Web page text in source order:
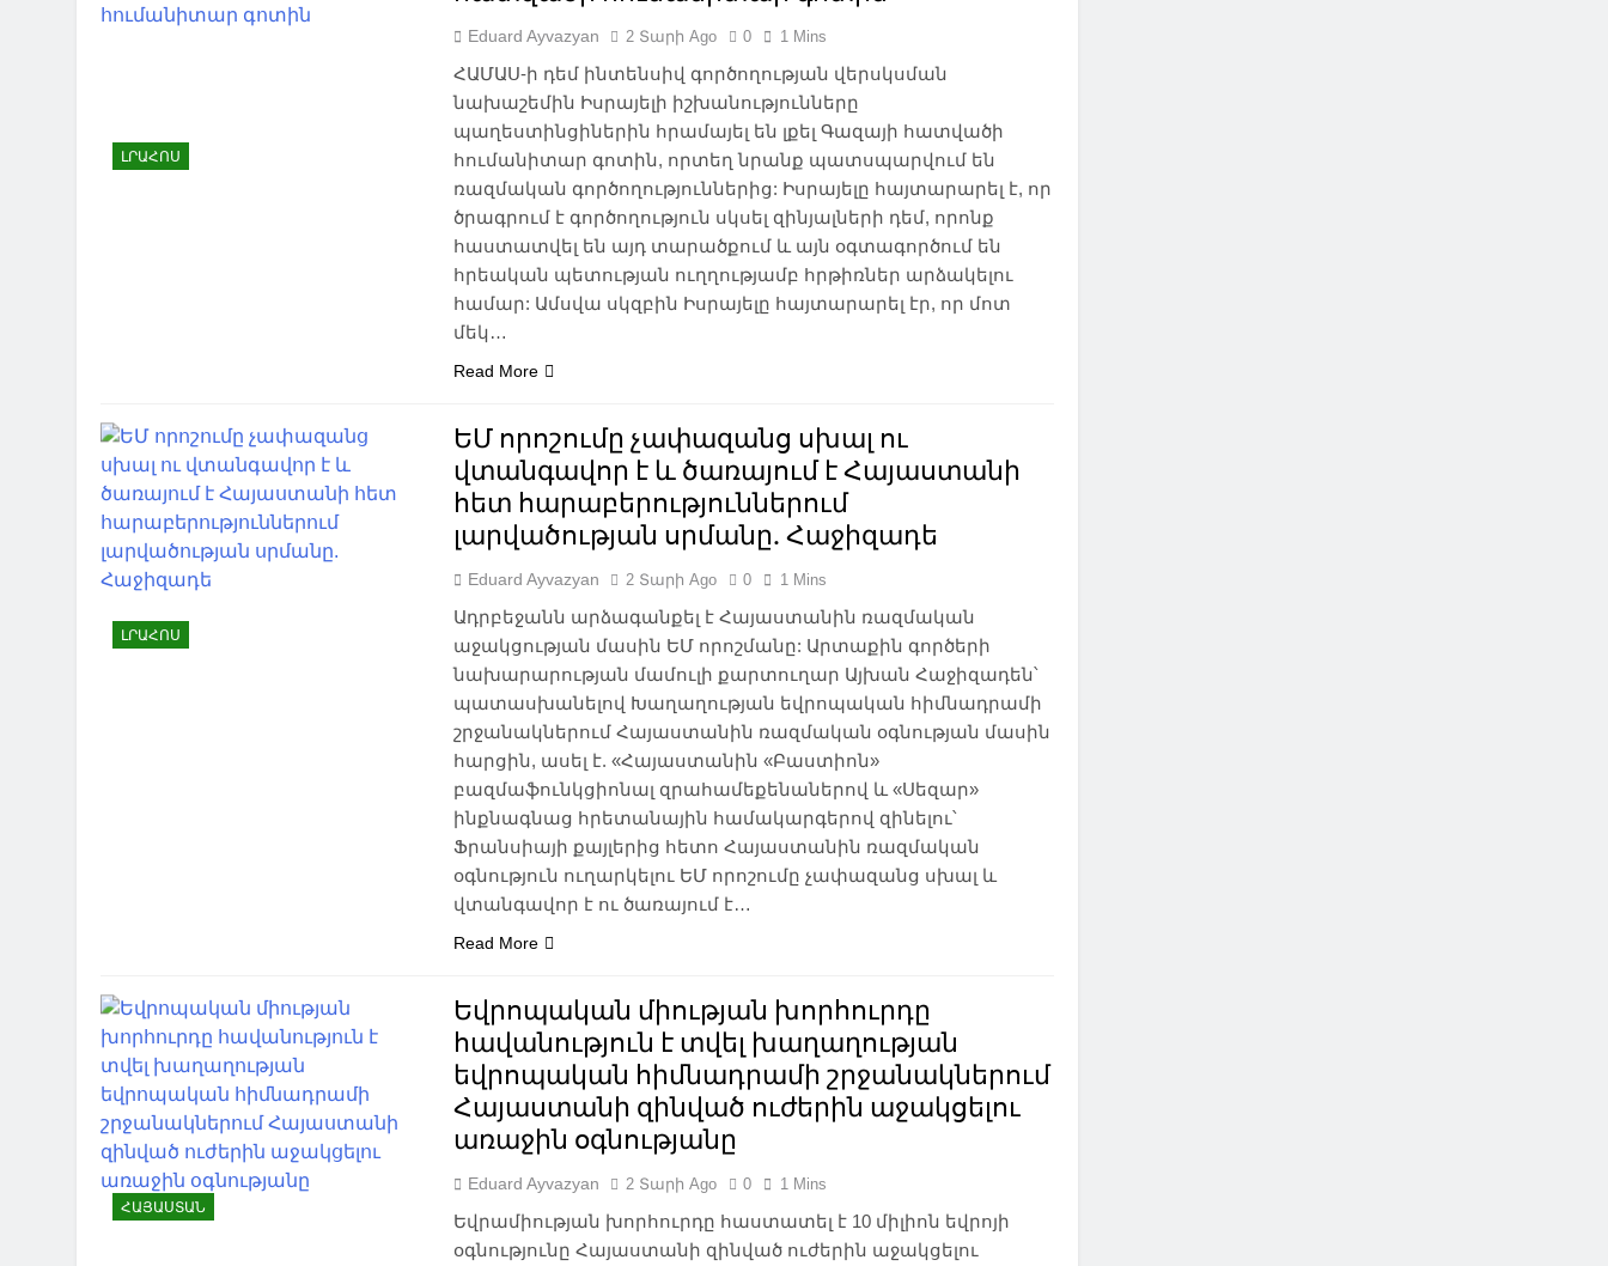
ԼՐԱՀՈՍ
Eduard Ayvazyan 2 Տարի Ago 0 1 Mins
ՀԱՄԱՍ-ի դեմ ինտենսիվ գործողության վերսկսման
նախաշեմին Իսրայելի իշխանությունները
պաղեստինցիներին հրամայել են լքել Գազայի հատվածի
հումանիտար գոտին, որտեղ նրանք պատսպարվում են
ռազմական գործողություններից: Իսրայելը հայտարարել է, որ
ծրագրում է գործողություն սկսել զինյալների դեմ, որոնք
հաստատվել են այդ տարածքում և այն օգտագործում են
հրեական պետության ուղղությամբ հրթիռներ արձակելու
համար: Ամսվա սկզբին Իսրայելը հայտարարել էր, որ մոտ
մեկ…
Read More
ԼՐԱՀՈՍ
ԵՄ որոշումը չափազանց սխալ ու
վտանգավոր է և ծառայում է Հայաստանի
հետ հարաբերություններում
լարվածության սրմանը. Հաջիզադե
Eduard Ayvazyan 2 Տարի Ago 0 1 Mins
Ադրբեջանն արձագանքել է Հայաստանին ռազմական
աջակցության մասին ԵՄ որոշմանը: Արտաքին գործերի
նախարարության մամուլի քարտուղար Այխան Հաջիզադեն՝
պատասխանելով Խաղաղության եվրոպական հիմնադրամի
շրջանակներում Հայաստանին ռազմական օգնության մասին
հարցին, ասել է. «Հայաստանին «Բաստիոն»
բազմաֆունկցիոնալ զրահամեքենաներով և «Սեզար»
ինքնագնաց հրետանային համակարգերով զինելու՝
Ֆրանսիայի քայլերից հետո Հայաստանին ռազմական
օգնություն ուղարկելու ԵՄ որոշումը չափազանց սխալ և
վտանգավոր է ու ծառայում է…
Read More
ՀԱՅԱՍՏԱՆ
Եվրոպական միության խորհուրդը
հավանություն է տվել խաղաղության
եվրոպական հիմնադրամի շրջանակներում
Հայաստանի զինված ուժերին աջակցելու
առաջին օգնությանը
Eduard Ayvazyan 2 Տարի Ago 0 1 Mins
Եվրամիության խորհուրդը հաստատել է 10 միլիոն եվրոյի
օգնությունը Հայաստանի զինված ուժերին աջակցելու